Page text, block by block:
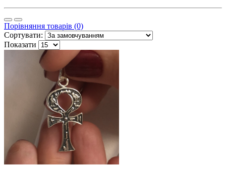
Порівняння товарів (0)
Сортувати:
Показати